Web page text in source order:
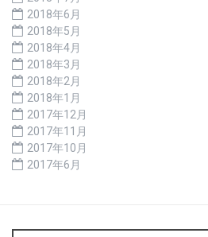
2018年6月
2018年5月
2018年4月
2018年3月
2018年2月
2018年1月
2017年12月
2017年11月
2017年10月
2017年6月